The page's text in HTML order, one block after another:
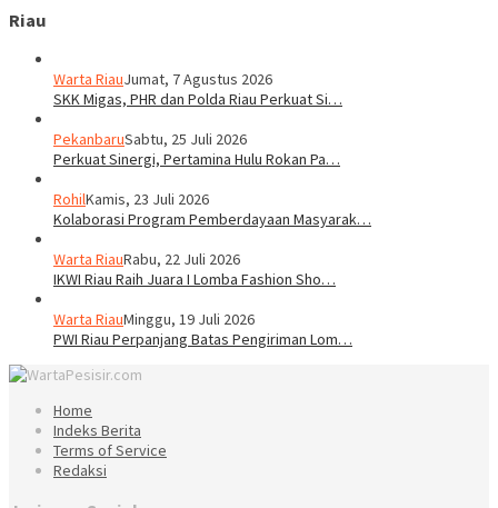
Riau
Warta RiauJumat, 7 Agustus 2026
SKK Migas, PHR dan Polda Riau Perkuat Si…
PekanbaruSabtu, 25 Juli 2026
Perkuat Sinergi, Pertamina Hulu Rokan Pa…
RohilKamis, 23 Juli 2026
Kolaborasi Program Pemberdayaan Masyarak…
Warta RiauRabu, 22 Juli 2026
IKWI Riau Raih Juara I Lomba Fashion Sho…
Warta RiauMinggu, 19 Juli 2026
PWI Riau Perpanjang Batas Pengiriman Lom…
Home
Indeks Berita
Terms of Service
Redaksi